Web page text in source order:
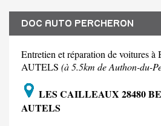
DOC AUTO PERCHERON
Entretien et réparation de voitures
AUTELS (à 5.5km de Authon-du-
LES CAILLEAUX 28480
AUTELS